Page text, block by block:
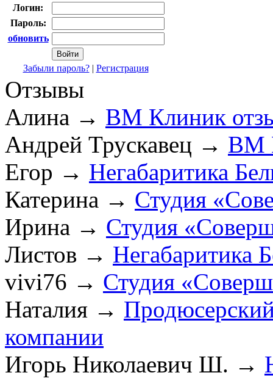
Логин:
Пароль:
обновить
Забыли пароль?| Регистрация
Отзывы
Алина → ВМ Клиник
Андрей Трускавец → ВМ
Егор → Негабаритика
Катерина → Студия
Ирина → Студия
Листов → Негабаритика
vivi76 → Студия
Наталия →
компании
Игорь Николаевич Ш. →